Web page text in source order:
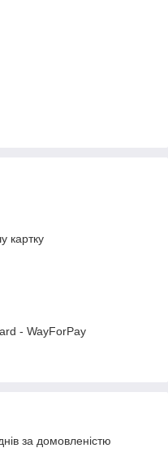
картку
- WayForPay
за домовленістю